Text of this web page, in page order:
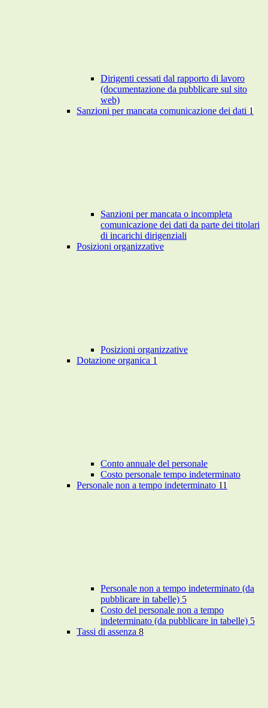
Dirigenti cessati dal rapporto di lavoro
(documentazione da pubblicare sul sito
web)
Sanzioni per mancata comunicazione dei dati 1
Sanzioni per mancata o incompleta
comunicazione dei dati da parte dei titolari
di incarichi dirigenziali
Posizioni organizzative
Posizioni organizzative
Dotazione organica 1
Conto annuale del personale
Costo personale tempo indeterminato
Personale non a tempo indeterminato 11
Personale non a tempo indeterminato (da
pubblicare in tabelle) 5
Costo del personale non a tempo
indeterminato (da pubblicare in tabelle) 5
Tassi di assenza 8